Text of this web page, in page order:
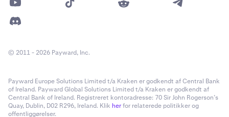
Tezos (XTZ)
✅
mere information.
For aktivstickers henvises til voresAPI-dokumentation.
© 2011 - 2026 Payward, Inc.
Payward Europe Solutions Limited t/a Kraken er godkendt af Central Bank
of Ireland. Payward Global Solutions Limited t/a Kraken er godkendt af
Central Bank of Ireland. Registreret kontoradresse: 70 Sir John Rogerson’s
Quay, Dublin, D02 R296, Ireland. Klik herfor relaterede politikker og
offentliggørelser.